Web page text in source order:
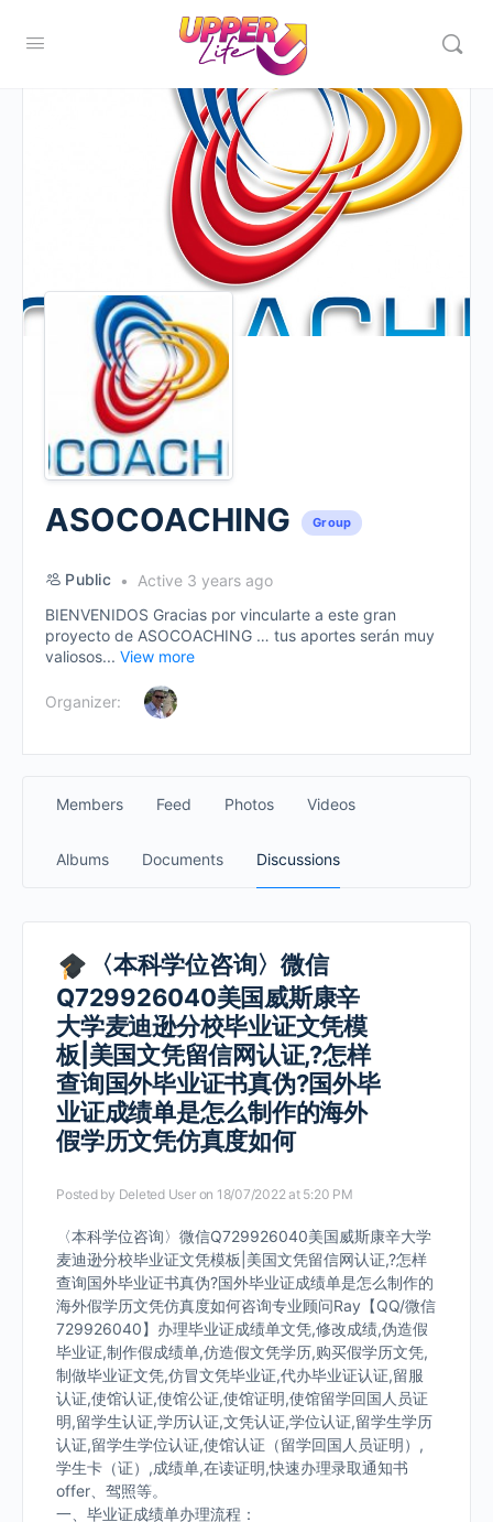
ASOCOACHING Group
Public
Active 3 years ago
BIENVENIDOS Gracias por vincularte a este gran
proyecto de ASOCOACHING … tus aportes serán muy
valiosos... View more
Organizer:
Members Feed Photos Videos
Albums Documents Discussions
〈本科学位咨询〉微信
Q729926040美国威斯康辛
大学麦迪逊分校毕业证文凭模
板|美国文凭留信网认证,?怎样
查询国外毕业证书真伪?国外毕
业证成绩单是怎么制作的海外
假学历文凭仿真度如何
Posted by Deleted User on 18/07/2022 at 5:20 PM
〈本科学位咨询〉微信Q729926040美国威斯康辛大学
麦迪逊分校毕业证文凭模板|美国文凭留信网认证,?怎样
查询国外毕业证书真伪?国外毕业证成绩单是怎么制作的
海外假学历文凭仿真度如何咨询专业顾问Ray【QQ/微信
729926040】办理毕业证成绩单文凭,修改成绩,伪造假
毕业证,制作假成绩单,仿造假文凭学历,购买假学历文凭,
制做毕业证文凭,仿冒文凭毕业证,代办毕业证认证,留服
认证,使馆认证,使馆公证,使馆证明,使馆留学回国人员证
明,留学生认证,学历认证,文凭认证,学位认证,留学生学历
认证,留学生学位认证,使馆认证（留学回国人员证明）,
学生卡（证）,成绩单,在读证明,快速办理录取通知书
offer、驾照等。
一、毕业证成绩单办理流程：